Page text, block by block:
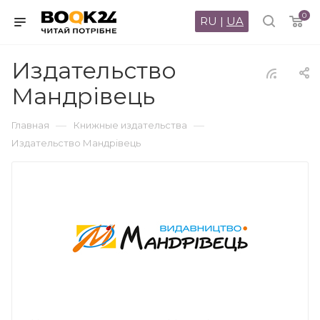
0
RU | UA
Издательство
Мандрівець
Главная — Книжные издательства —
Издательство Мандрівець